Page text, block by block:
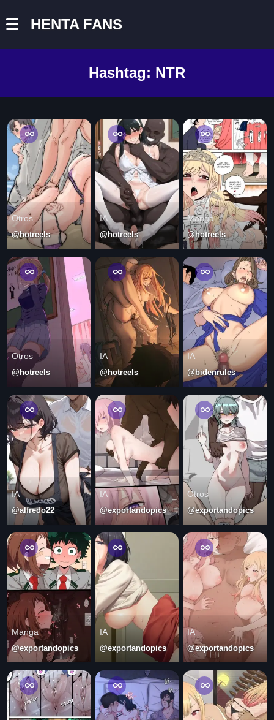
HENTA FANS
Hashtag: NTR
Otros
@hotreels
IA
@hotreels
Manga
@hotreels
Otros
@hotreels
IA
@hotreels
IA
@bidenrules
IA
@alfredo22
IA
@exportandopics
Otros
@exportandopics
Manga
@exportandopics
IA
@exportandopics
IA
@exportandopics